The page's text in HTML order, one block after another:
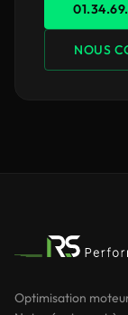
NOUS
Optimisation